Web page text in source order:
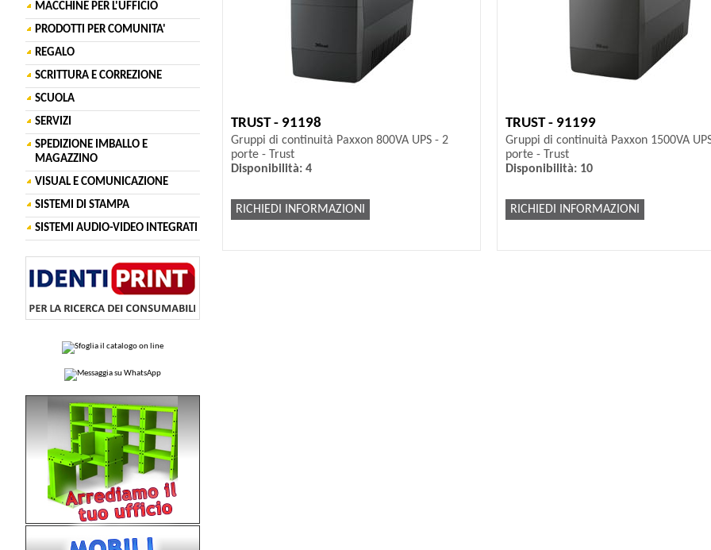
MACCHINE PER L'UFFICIO
PRODOTTI PER COMUNITA'
REGALO
SCRITTURA E CORREZIONE
SCUOLA
SERVIZI
SPEDIZIONE IMBALLO E
MAGAZZINO
VISUAL E COMUNICAZIONE
SISTEMI DI STAMPA
SISTEMI AUDIO-VIDEO INTEGRATI
TRUST - 91198
Gruppi di continuità Paxxon 800VA UPS - 2
porte - Trust
Disponibilità: 4
RICHIEDI INFORMAZIONI
TRUST - 91199
Gruppi di continuità Paxxon 1500VA
porte - Trust
Disponibilità: 10
RICHIEDI INFORMAZIONI